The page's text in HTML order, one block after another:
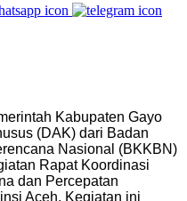
Kabupaten Gayo
(DAK) dari Badan
Nasional (BKKBN)
Rapat Koordinasi
dan Percepatan
Aceh. Kegiatan ini